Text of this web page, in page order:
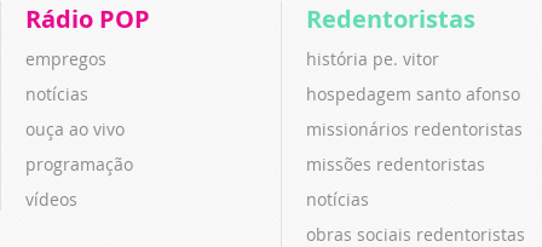
Rádio POP
empregos
notícias
ouça ao vivo
programação
vídeos
Redentoristas
história pe. vitor
hospedagem santo afonso
missionários redentoristas
missões redentoristas
notícias
obras sociais redentoristas